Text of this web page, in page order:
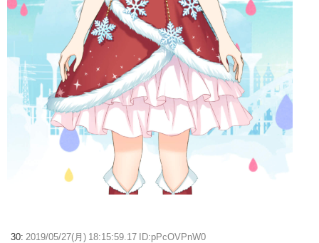
30: 2019/05/27(月) 18:15:59.17 ID:pPcOVPnW0